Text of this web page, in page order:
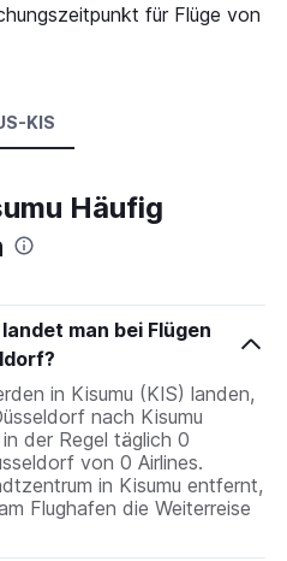
für Flüge von
KIS
Häufig
man bei Flügen
in Kisumu (KIS) landen,
nach Kisumu
der Regel täglich 0
von 0 Airlines.
in Kisumu entfernt,
Flughafen die Weiterreise